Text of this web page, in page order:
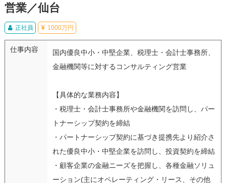
営業／仙台
正社員 1000万円
仕事内容
国内優良中小・中堅企業、税理士・会計士事務所、
金融機関等に対するコンサルティング営業
【具体的な業務内容】
・税理士・会計士事務所や金融機関を訪問し、パー
トナーシップ契約を締結
・パートナーシップ契約に基づき提携先より紹介さ
れた優良中小・中堅企業を訪問し、投資契約を締結
・顧客企業の金融ニーズを把握し、各種金融ソリュ
ーション(主にオペレーティング・リース、その他